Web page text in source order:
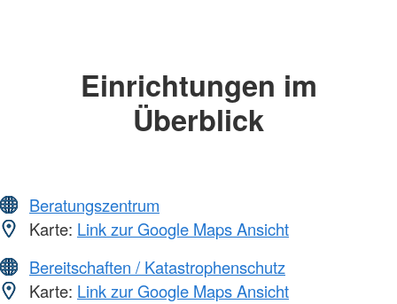
Einrichtungen im
Überblick
Beratungszentrum
Karte: Link zur Google Maps Ansicht
Bereitschaften / Katastrophenschutz
Karte: Link zur Google Maps Ansicht